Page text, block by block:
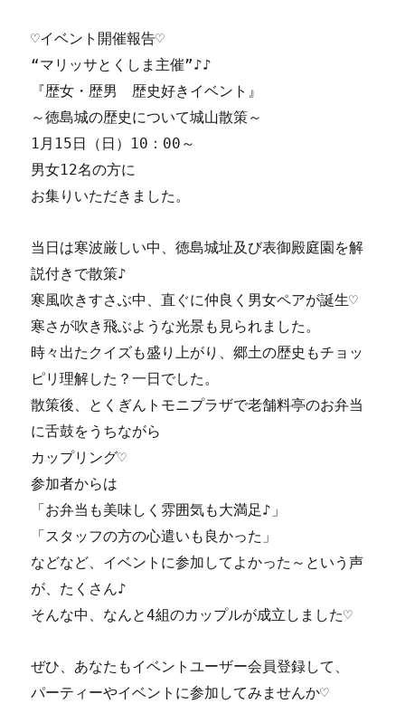
♡イベント開催報告♡
“マリッサとくしま主催”♪♪
『歴女・歴男 歴史好きイベント』
～徳島城の歴史について城山散策～
1月15日（日）10：00～
男女12名の方に
お集りいただきました。
当日は寒波厳しい中、徳島城址及び表御殿庭園を解
説付きで散策♪
寒風吹きすさぶ中、直ぐに仲良く男女ペアが誕生♡
寒さが吹き飛ぶような光景も見られました。
時々出たクイズも盛り上がり、郷土の歴史もチョッ
ピリ理解した？一日でした。
散策後、とくぎんトモニプラザで老舗料亭のお弁当
に舌鼓をうちながら
カップリング♡
参加者からは
「お弁当も美味しく雰囲気も大満足♪」
「スタッフの方の心遣いも良かった」
などなど、イベントに参加してよかった～という声
が、たくさん♪
そんな中、なんと4組のカップルが成立しました♡
ぜひ、あなたもイベントユーザー会員登録して、
パーティーやイベントに参加してみませんか♡